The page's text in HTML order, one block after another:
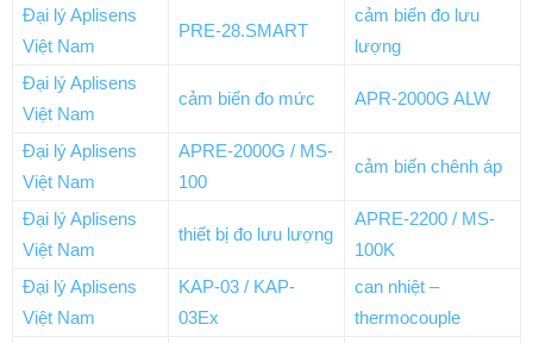
Đại lý Aplisens
Việt Nam
PRE-28.SMART
cảm biến đo lưu
lượng
Đại lý Aplisens
Việt Nam
cảm biến đo mức APR-2000G ALW
Đại lý Aplisens
Việt Nam
APRE-2000G / MS-
100
cảm biến chênh áp
Đại lý Aplisens
Việt Nam
thiết bị đo lưu lượng
APRE-2200 / MS-
100K
Đại lý Aplisens
Việt Nam
KAP-03 / KAP-
03Ex
can nhiệt –
thermocouple